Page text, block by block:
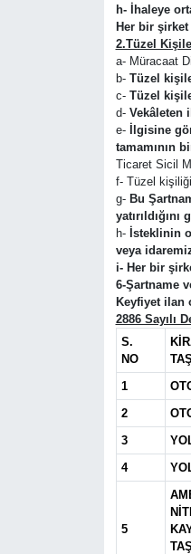
h- İhaleye
Her bir şirket
2.Tüzel
a- Müracaat
b- Tüzel
c- Tüzel
d- Vekâleten
e-
İlgisine
tamamının
Ticaret Sicil
f- Tüzel
g- Bu
h- İsteklinin
veya
i- Her bir
6-Şartname
Keyfiyet ilan
2886 Sayılı
S.
NO
1
2
3
4
5